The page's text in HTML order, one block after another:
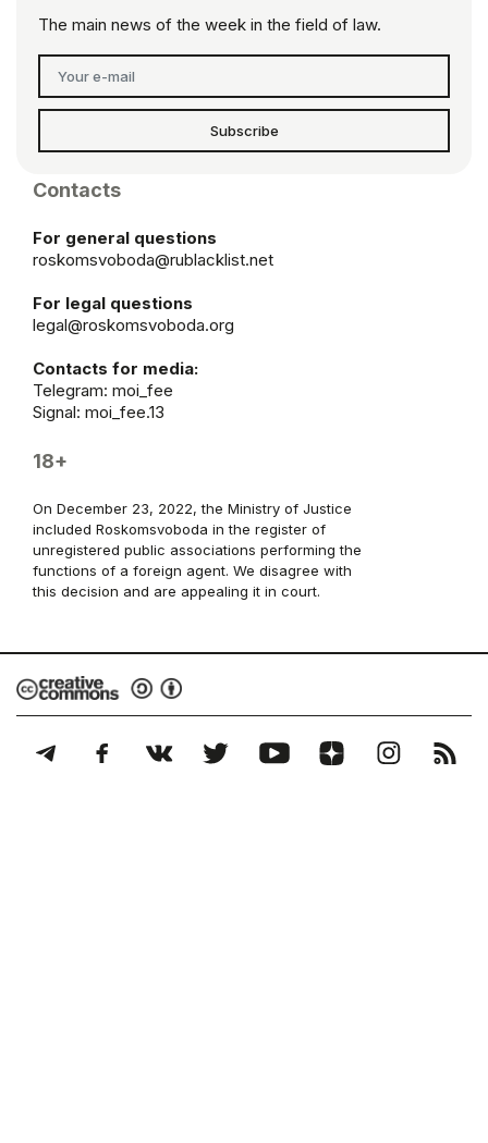
The main news of the week in the field of law.
Subscribe
Contacts
For general questions
roskomsvoboda@rublacklist.net
For legal questions
legal@roskomsvoboda.org
Contacts for media:
Telegram: moi_fee
Signal: moi_fee.13
18+
On December 23, 2022, the Ministry of Justice
included Roskomsvoboda in the register of
unregistered public associations performing the
functions of a foreign agent. We disagree with
this decision and are appealing it in court.